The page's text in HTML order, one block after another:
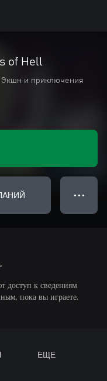
of Hell
Экшн и приключения
● ● ●
доступ к сведениям
пока вы играете.
ЕЩЕ